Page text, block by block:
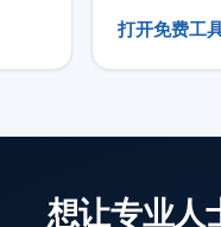
打开免费工
想让专业人